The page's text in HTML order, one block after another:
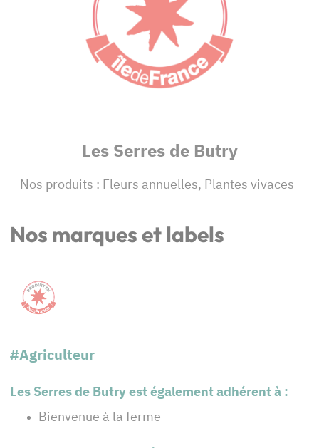
Les Serres de Butry
Nos produits : Fleurs annuelles, Plantes vivaces
Nos marques et labels
#Agriculteur
Les Serres de Butry est également adhérent à :
Bienvenue à la ferme